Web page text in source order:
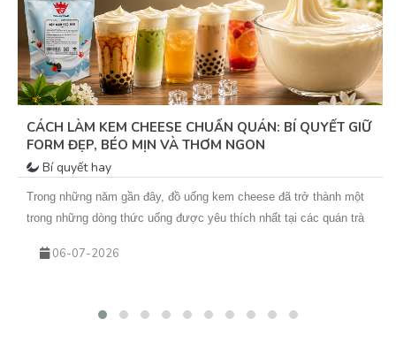
MATCHA – “NGÔI SAO XANH” MANG ĐẾN CƠ HỘI
VÀNG CHO QUÁN TRÀ SỮA
Bí quyết hay
Trong vài năm trở lại đây, matcha không chỉ là một nguyên liệu
quen thuộc mà đã trở thành “tâm điểm xu hướng” trong ngành đồ
như matcha kem cheese, matcha dừa, matcha đá xay… tất cả đều
để kinh doanh đồ uống matcha hiệu quả, lâu dài?
25-05-2026